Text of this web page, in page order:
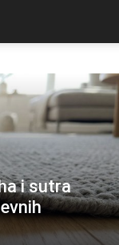
i sutra